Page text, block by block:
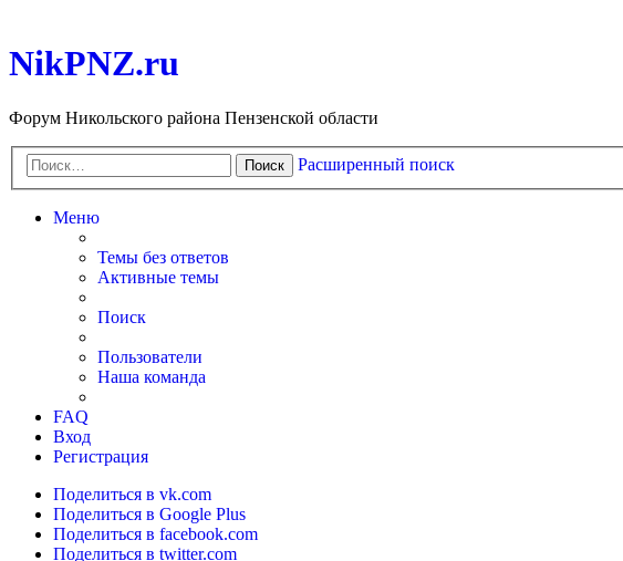
NikPNZ.ru
Форум Никольского района Пензенской области
Поиск Расширенный поиск
Меню
Темы без ответов
Активные темы
Поиск
Пользователи
Наша команда
FAQ
Вход
Регистрация
Поделиться в vk.com
Поделиться в Google Plus
Поделиться в facebook.com
Поделиться в twitter.com